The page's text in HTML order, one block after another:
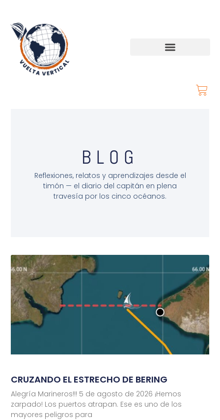
BLOG
Reflexiones, relatos y aprendizajes desde el
timón — el diario del capitán en plena
travesía por los cinco océanos.
CRUZANDO EL ESTRECHO DE BERING
Alegría Marineros!!! 5 de agosto de 2026 ¡Hemos
zarpado! Los puertos atrapan. Ese es uno de los
mayores peligros para